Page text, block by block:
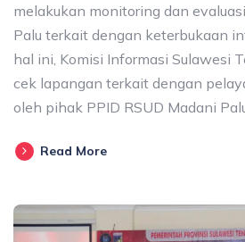
melakukan monitoring dan
Palu terkait dengan keterbukaan
hal ini, Komisi Informasi Sulawesi
cek lapangan terkait dengan
oleh pihak PPID RSUD Madani
Read More